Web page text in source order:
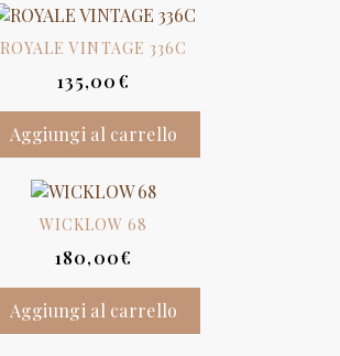
ROYALE VINTAGE 336C
135,00€
Aggiungi al carrello
WICKLOW 68
180,00€
Aggiungi al carrello